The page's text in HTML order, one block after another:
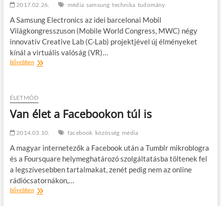
2017.02.26. média samsung technika tudomány
A Samsung Electronics az idei barcelonai Mobil
Világkongresszuson (Mobile World Congress, MWC) négy
innovatív Creative Lab (C-Lab) projektjével új élményeket
kínál a virtuális valóság (VR)…
bővebbenA
új
valóság
érkezik
idei
Mobil
Világkongresszusra
ÉLETMÓD
Van élet a Facebookon túl is
2014.03.10. facebook közösség média
A magyar internetezők a Facebook után a Tumblr mikroblogra
és a Foursquare helymeghatározó szolgáltatásba töltenek fel
a legszívesebben tartalmakat, zenét pedig nem az online
rádiócsatornákon,…
bővebbenVan